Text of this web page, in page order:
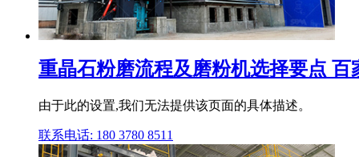
重晶石粉磨流程及磨粉机选择要点 百
由于此的设置,我们无法提供该页面的具体描述。
联系电话: 180 3780 8511